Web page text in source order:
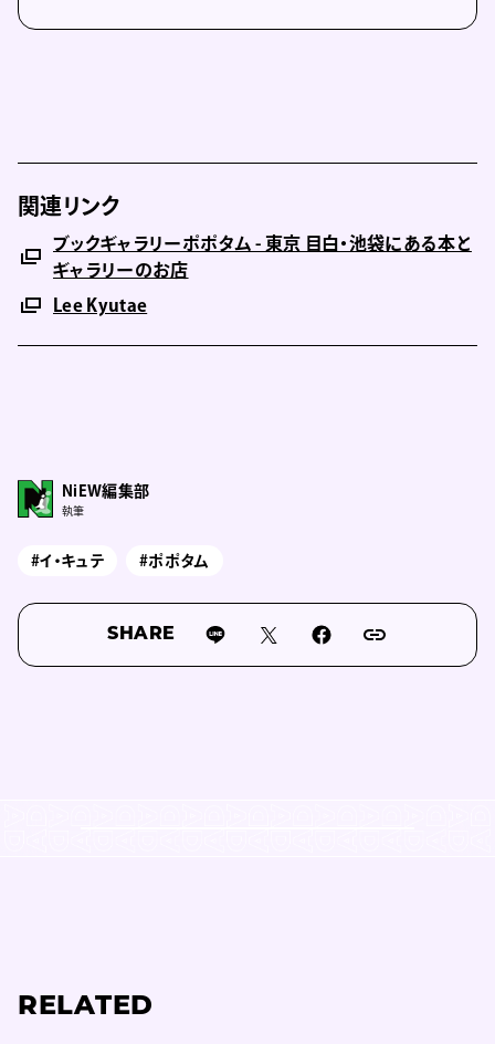
関連リンク
ブックギャラリーポポタム - 東京 目白・池袋にある本と
ギャラリーのお店
Lee Kyutae
NiEW編集部
執筆
#イ・キュテ #ポポタム
SHARE
RELATED